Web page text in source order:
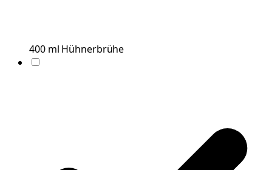
400 ml Hühnerbrühe